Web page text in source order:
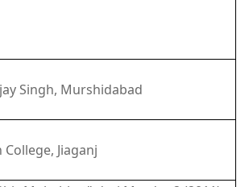
Singh, Murshidabad
College, Jiaganj